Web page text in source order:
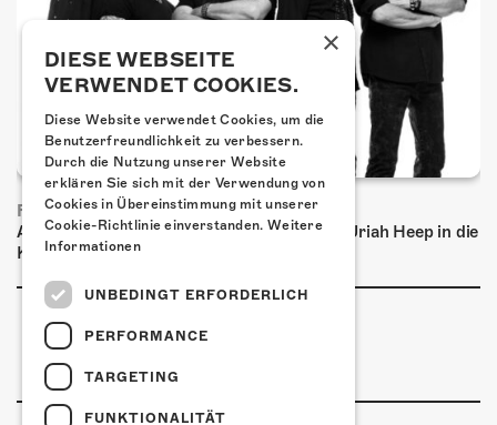
FRISCH BESTÄTIGT: URIAH HEEP
Am Sonntag, 15. November 2026 kommen Uriah Heep in die
Kulturfabrik Kofmehl!
×
DIESE WEBSEITE
VERWENDET COOKIES.
Diese Website verwendet Cookies, um die
Benutzerfreundlichkeit zu verbessern.
Durch die Nutzung unserer Website
erklären Sie sich mit der Verwendung von
Cookies in Übereinstimmung mit unserer
Cookie-Richtlinie einverstanden. Weitere
Informationen
UNBEDINGT ERFORDERLICH
PERFORMANCE
TARGETING
FUNKTIONALITÄT